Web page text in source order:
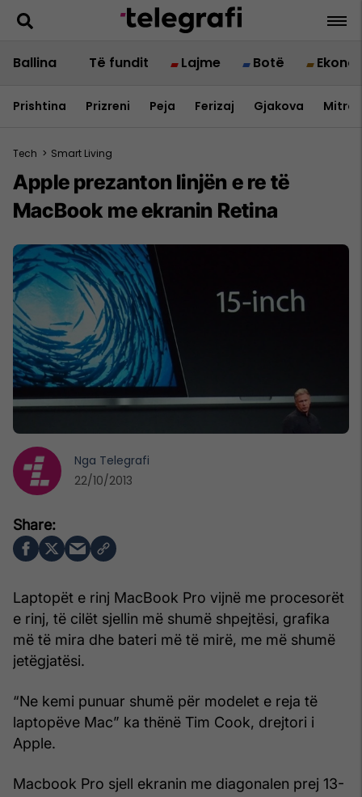
Ballina Të fundit Lajme Botë
Prishtina Prizreni Peja Ferizaj Gjakova
Tech > Smart Living
Apple prezanton linjën e re të
MacBook me ekranin Retina
Laptopët e rinj MacBook Pro vijnë me procesorët
e rinj, të cilët sjellin më shumë shpejtësi, grafika
më të mira dhe bateri më të mirë, me më shumë
jetëgjatësi.
“Ne kemi punuar shumë për modelet e reja të
laptopëve Mac” ka thënë Tim Cook, drejtori i
Apple.
Macbook Pro sjell ekranin me diagonalen prej 13-
Nga Telegrafi
22/10/2013